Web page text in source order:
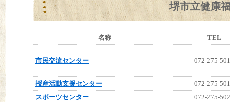
堺市立健康
名称 TEL
市民交流センター 072-275-
授産活動支援センター
072-275-
スポーツセンター
072-275-